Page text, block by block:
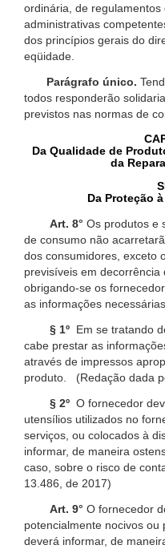
ordinária, de
administrativas
dos princípios gerais do
eqüidade.
Parágrafo único.
todos responderão
previstos nas normas de
Da Qualidade de
da
Da Proteção
Art. 8° Os produtos e
de consumo não
dos consumidores, exceto
previsíveis em
obrigando-se os
as informações
§ 1º Em se tratando
cabe prestar as
através de impressos
produto. (Redação dada
§ 2º O fornecedor
utensílios utilizados no
serviços, ou colocados à
informar, de maneira
caso, sobre o risco de
13.486, de 2017)
Art. 9° O fornecedor
potencialmente nocivos
deverá informar, de